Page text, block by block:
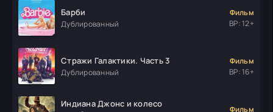
Барби
Дублированный
Фильм
ВР: 12+
Стражи Галактики. Часть 3
Дублированный
Фильм
ВР: 16+
Индиана Джонс и колесо
Фильм